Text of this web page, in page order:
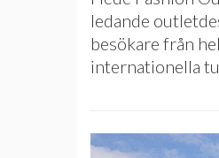
ledande
besökare från
internationella